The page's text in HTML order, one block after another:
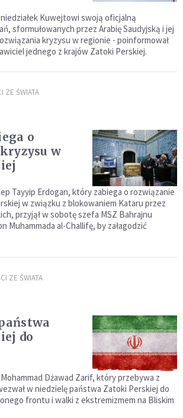
Kuwejtowi swoją oficjalną
sformułowanych przez Arabię Saudyjską i jej
kryzysu w regionie - poinformował
jednego z krajów Zatoki Perskiej.
ZE ŚWIATA
o
w
Tayyip Erdogan, który zabiega o rozwiązanie
w związku z blokowaniem Kataru przez
przyjął w sobotę szefa MSZ Bahrajnu
Muhammada al-Challifę, by załagodzić
ZE ŚWIATA
do
Dżawad Zarif, który przebywa z
w niedzielę państwa Zatoki Perskiej do
frontu i walki z ekstremizmem na Bliskim